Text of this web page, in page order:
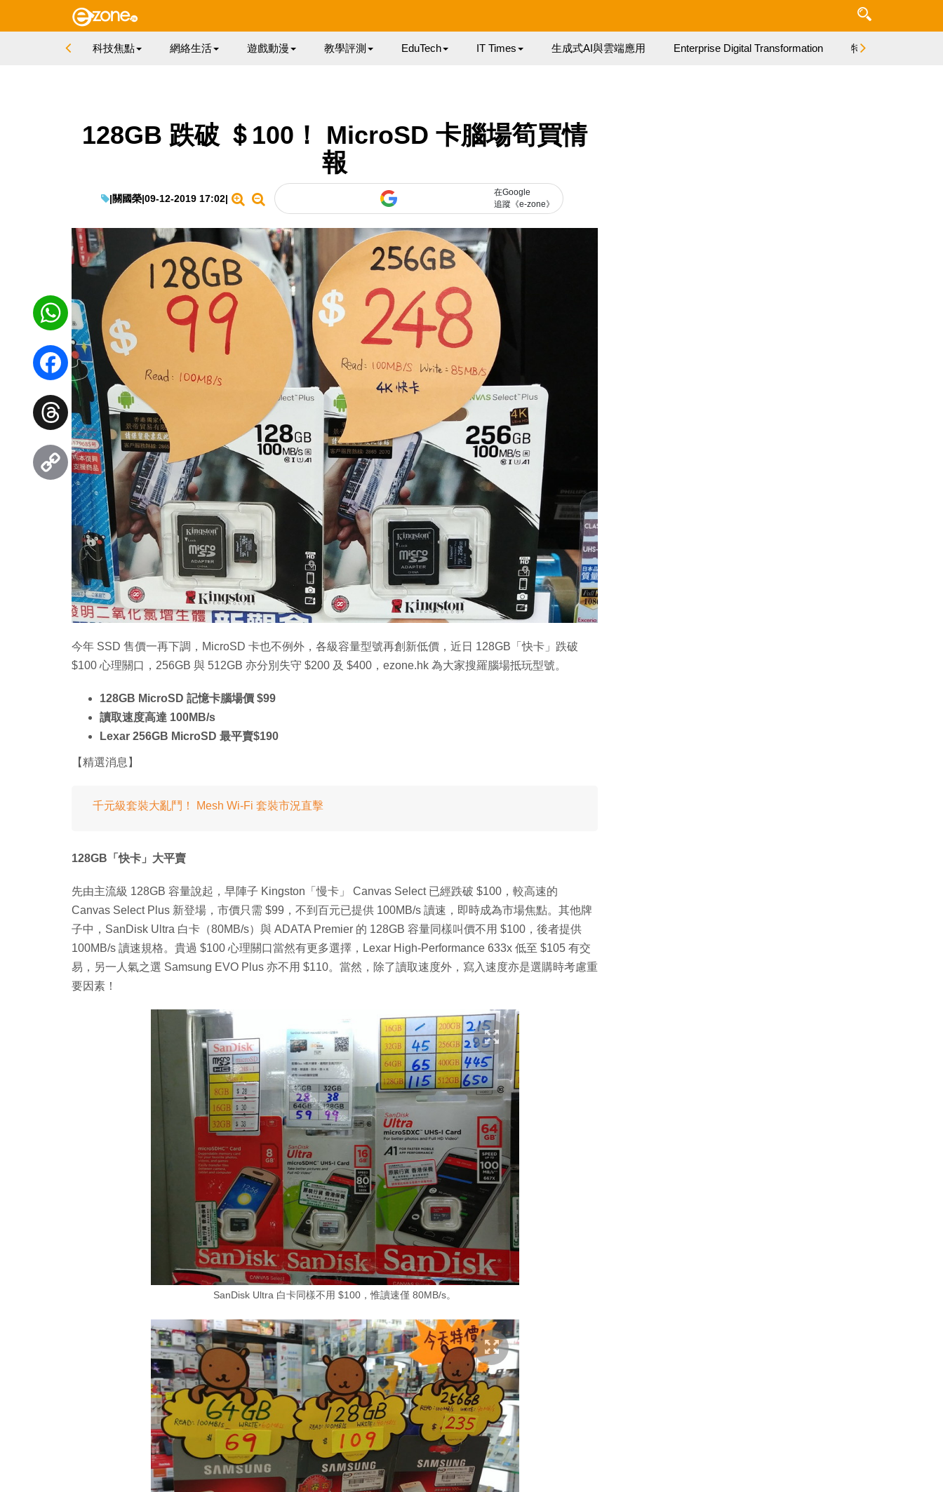
科技焦點 網絡生活 遊戲動漫 教學評測 EduTech IT Times 生成式AI與雲端應用 Enterprise Digital Transformation 特集
128GB 跌破 ＄100！ MicroSD 卡腦場筍買情
報
|關國榮|09-12-2019 17:02|
在Google
追蹤《e-zone》
今年 SSD 售價一再下調，MicroSD 卡也不例外，各級容量型號再創新低價，近日 128GB「快卡」跌破
$100 心理關口，256GB 與 512GB 亦分別失守 $200 及 $400，ezone.hk 為大家搜羅腦場抵玩型號。
128GB MicroSD 記憶卡腦場價 $99
讀取速度高達 100MB/s
Lexar 256GB MicroSD 最平賣$190
【精選消息】
千元級套裝大亂鬥！ Mesh Wi-Fi 套裝市況直擊
128GB「快卡」大平賣
先由主流級 128GB 容量說起，早陣子 Kingston「慢卡」 Canvas Select 已經跌破 $100，較高速的
Canvas Select Plus 新登場，市價只需 $99，不到百元已提供 100MB/s 讀速，即時成為市場焦點。其他牌
子中，SanDisk Ultra 白卡（80MB/s）與 ADATA Premier 的 128GB 容量同樣叫價不用 $100，後者提供
100MB/s 讀速規格。貴過 $100 心理關口當然有更多選擇，Lexar High-Performance 633x 低至 $105 有交
易，另一人氣之選 Samsung EVO Plus 亦不用 $110。當然，除了讀取速度外，寫入速度亦是選購時考慮重
要因素！
SanDisk Ultra 白卡同樣不用 $100，惟讀速僅 80MB/s。
WhatsApp
Facebook
Threads
Copy
Link